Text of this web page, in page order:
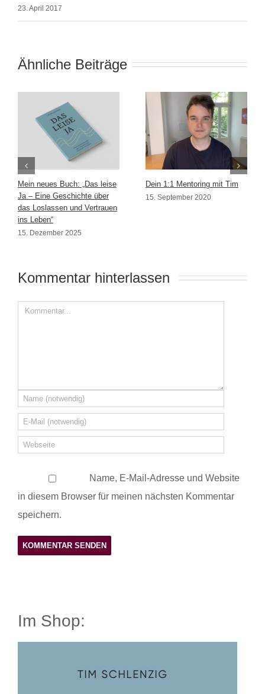
23. April 2017
Ähnliche Beiträge
Mein neues Buch: „Das leise
Ja – Eine Geschichte über
das Loslassen und Vertrauen
ins Leben“
15. Dezember 2025
Dein 1:1 Mentoring mit Tim
15. September 2020
Kommentar hinterlassen
Name, E-Mail-Adresse und Website
in diesem Browser für meinen nächsten Kommentar
speichern.
Im Shop: